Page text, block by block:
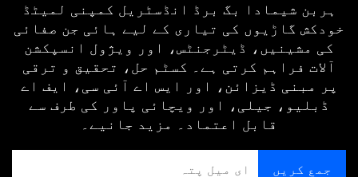
ہربن شیمادا بگ برڈ انڈسٹریل کمپنی لمیٹڈ
خودکش گاڑیوں کی تیاری کے لیے ہائی جن صفائی
کی مشینیں، ڈیٹرجنٹس، اور ویژول انسپکشن
آلات فراہم کرتی ہے۔ کسٹم حل، تحقیق و ترقی
پر مبنی ڈیزائن، اور ایس اے آئی سی، ایف اے
ڈبلیو، جیلی، اور ویچائی پاور کی طرف سے
قابل اعتماد۔ مزید جانیے۔